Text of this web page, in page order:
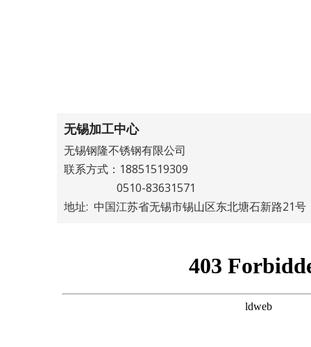
无锡加工中心
无锡钢隆不锈钢有限公司
联系方式：18851519309
0510-83631571
地址: 中国江苏省无锡市锡山区东北塘石新路21号